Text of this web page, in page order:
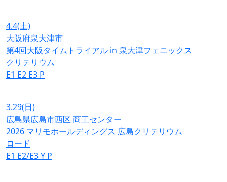
4.4(土)
大阪府泉大津市
第4回大阪タイムトライアル in 泉大津フェニックス
クリテリウム
E1 E2 E3 P
3.29(日)
広島県広島市西区 商工センター
2026 マリモホールディングス 広島クリテリウム
ロード
E1 E2/E3Y P